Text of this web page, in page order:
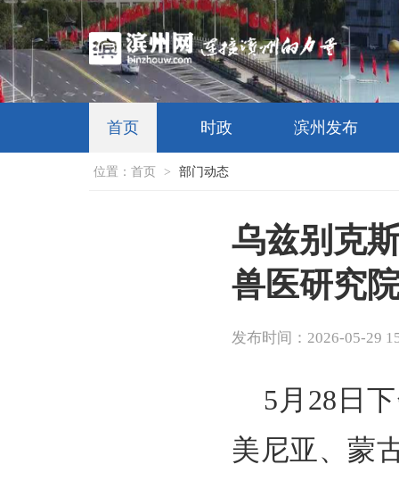
首页 时政 滨州发布
位置： 首页 > 部门动态
乌兹别克
兽医研究
发布时间：2026-05-29
5月28日
美尼亚、蒙